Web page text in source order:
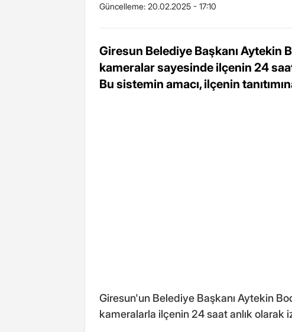
Güncelleme: 20.02.2025 - 17:10
Giresun Belediye Başkanı Aytekin
kameralar sayesinde ilçenin 24
Bu sistemin amacı, ilçenin
Giresun'un Belediye Başkanı Aytekin
kameralarla ilçenin 24 saat anlık olarak